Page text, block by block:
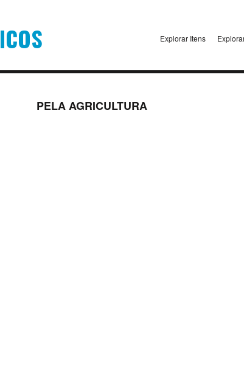
Explorar Itens
PELA AGRICULTURA